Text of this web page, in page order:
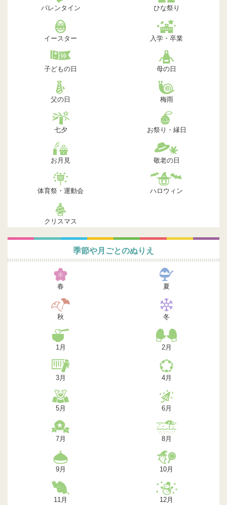
バレンタイン ひな祭り
イースター 入学・卒業
子どもの日 母の日
父の日 梅雨
七夕 お祭り・縁日
お月見 敬老の日
体育祭・運動会 ハロウィン
クリスマス
季節や月ごとのぬりえ
春 夏
秋 冬
1月 2月
3月 4月
5月 6月
7月 8月
9月 10月
11月 12月